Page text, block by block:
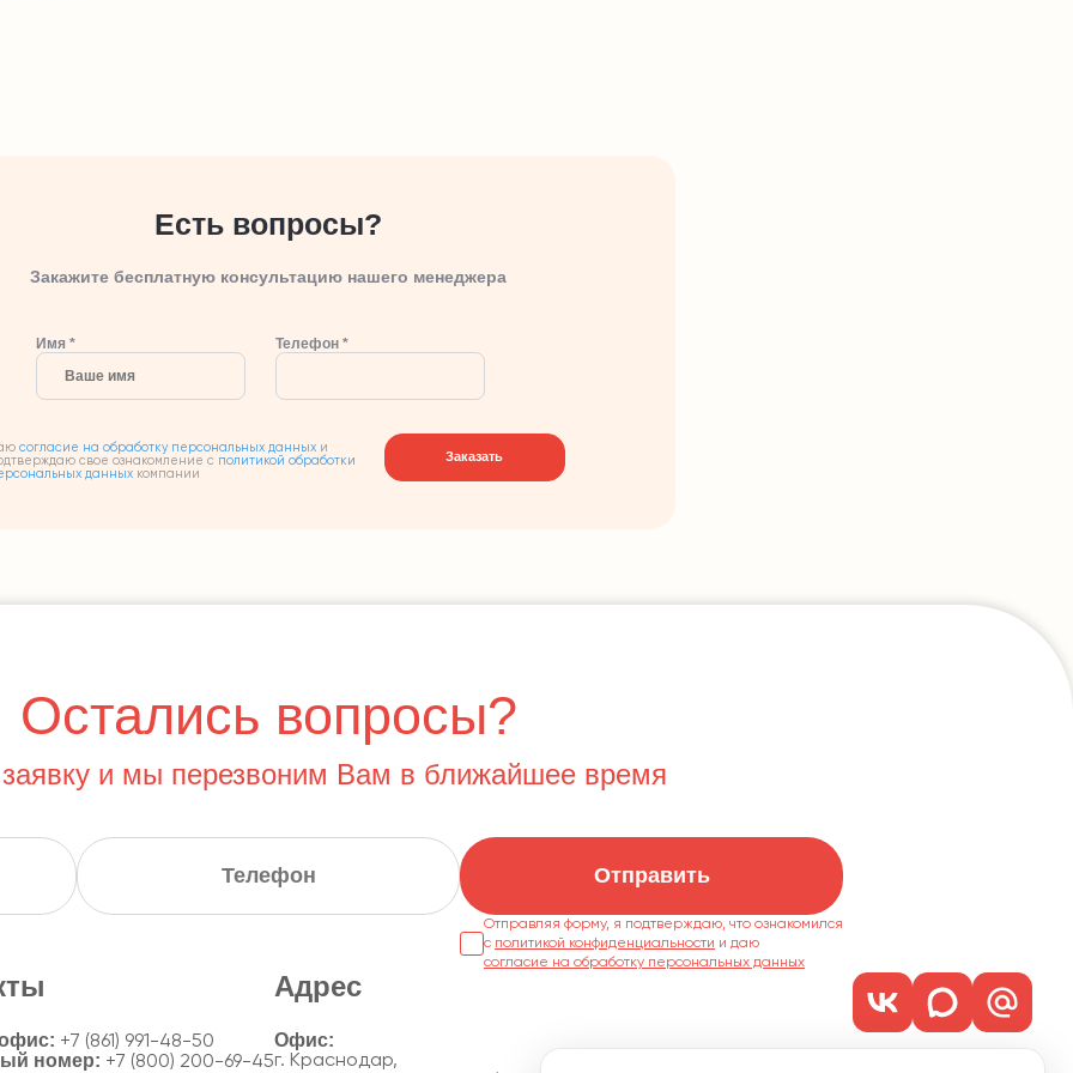
Есть вопросы?
Закажите бесплатную консультацию нашего менеджера
Имя * Телефон *
согласие на обработку персональных данных и
свое ознакомление с политикой обработки
данных компании
Заказать
Остались вопросы?
заявку и мы перезвоним Вам в ближайшее время
Отправить
Отправляя форму, я подтверждаю, что ознакомился
с политикой конфиденциальности
согласие на обработку персональных данных
+7 (861) 991-48-50
номер: +7 (800) 200-69-45
Адрес
г. Краснодар,